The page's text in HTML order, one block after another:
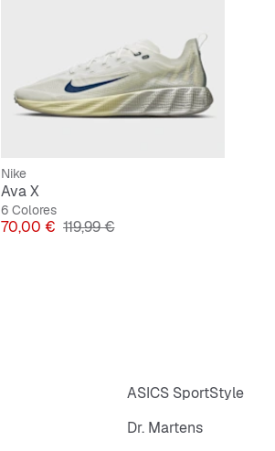
Nike
Ava X
6 Colores
Precio
70,00 € Precio original
119,99 €
ASICS SportStyle
Dr. Martens